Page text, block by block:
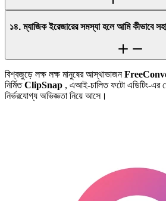
১৪. ম্যাজিক ইরেজারের সমস্যা হলে আমি কীভাবে
বিশ্বজুড়ে লক্ষ লক্ষ মানুষের আস্থাভাজন
নির্মিতClipSnap , এআই-চালিত ফটো এডিটিং-এর
নির্ভরযোগ্য অভিজ্ঞতা নিয়ে আসে।